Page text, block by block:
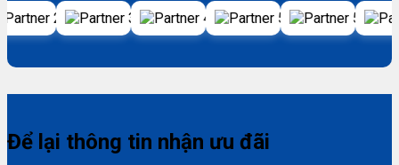
Để lại thông tin nhận ưu đãi